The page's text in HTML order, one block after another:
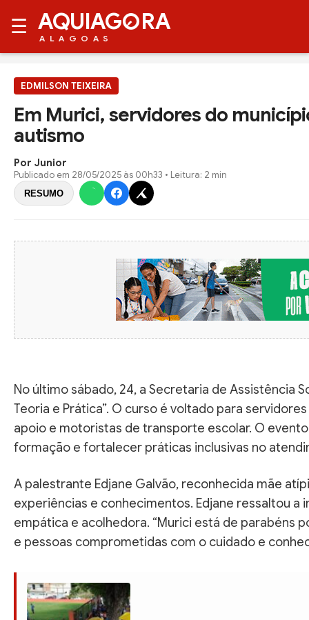
☰ AQUIAG RA
ALAGOAS
EDMILSON TEIXEIRA
Em Murici, servidores do
autismo
Por Junior
Publicado em 28/05/2025 às 00h33 • Leitura: 2 min
RESUMO
No último sábado, 24, a Secretaria de Assistência
Teoria e Prática”. O curso é voltado para
apoio e motoristas de transporte escolar. O
formação e fortalecer práticas inclusivas no
A palestrante Edjane Galvão, reconhecida mãe
experiências e conhecimentos. Edjane ressaltou
empática e acolhedora. “Murici está de parabéns
e pessoas comprometidas com o cuidado e